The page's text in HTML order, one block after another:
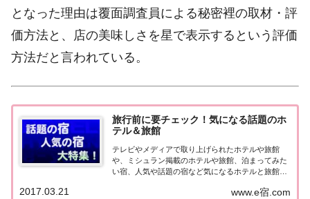
となった理由は覆面調査員による秘密裡の取材・評
価方法と、店の美味しさを星で表示するという評価
方法だと言われている。
旅行前に要チェック！気になる話題のホ
テル＆旅館
テレビやメディアで取り上げられたホテルや旅館
や、ミシュラン掲載のホテルや旅館、泊まってみた
い宿、人気や話題の宿など気になるホテルと旅館の
みてください♪気になる話題のホテル＆旅館北海
www.e宿.com
2017.03.21